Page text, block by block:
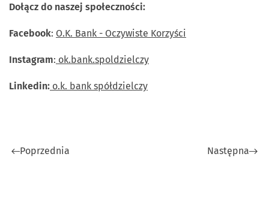
Dołącz do naszej społeczności:
Facebook: O.K. Bank - Oczywiste Korzyści
Instagram: ok.bank.spoldzielczy
Linkedin: o.k. bank spółdzielczy
Poprzednia Następna